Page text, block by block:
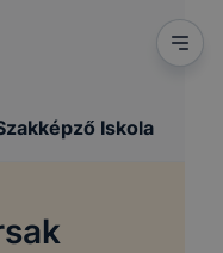
Iskola